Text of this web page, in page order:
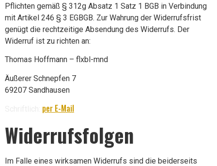
Pflichten gemäß § 312g Absatz 1 Satz 1 BGB in Verbindung
mit Artikel 246 § 3 EGBGB. Zur Wahrung der Widerrufsfrist
genügt die rechtzeitige Absendung des Widerrufs. Der
Widerruf ist zu richten an:
Thomas Hoffmann – flxbl-mnd
Äußerer Schnepfen 7
69207 Sandhausen
per E-Mail
Widerrufsfolgen
Im Falle eines wirksamen Widerrufs sind die beiderseits